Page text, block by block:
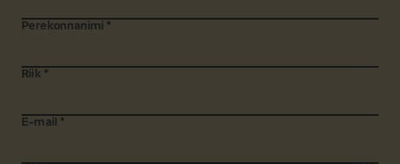
Perekonnanimi *
Riik *
E-mail *